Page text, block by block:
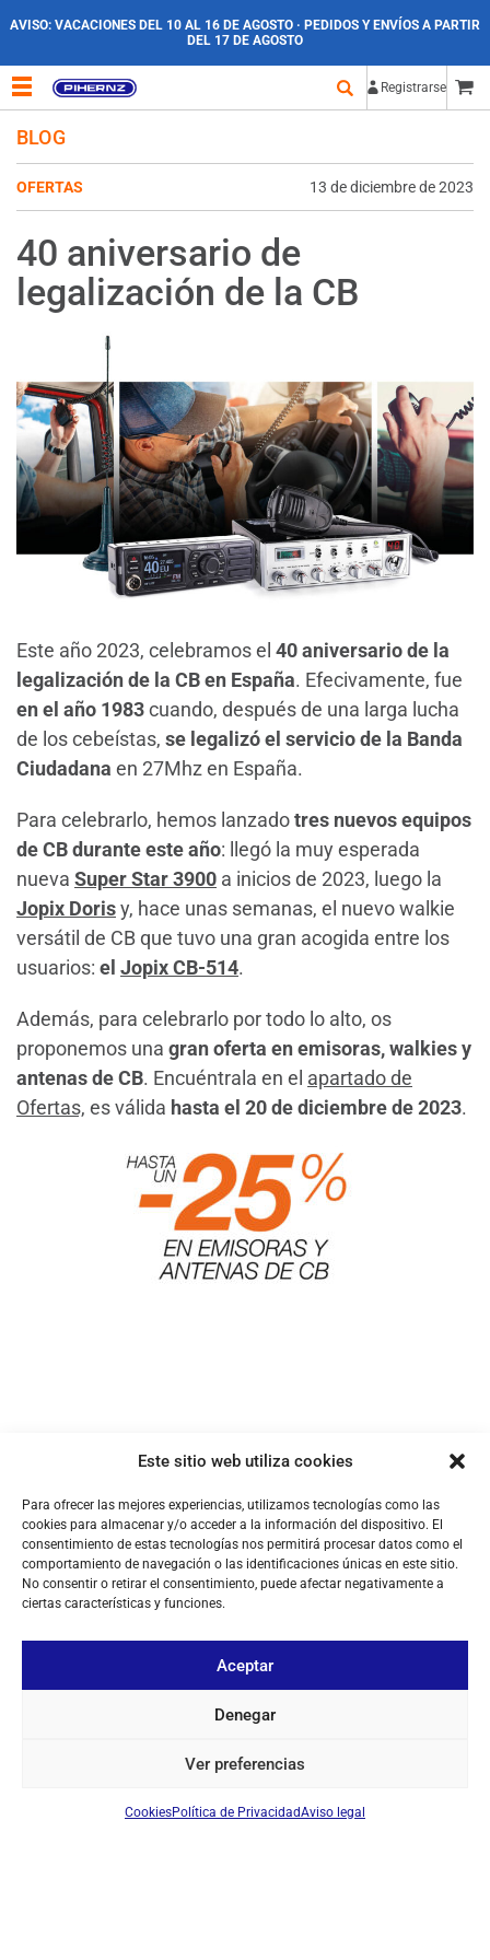
Este sitio web utiliza cookies
Para ofrecer las mejores experiencias, utilizamos tecnologías como las
cookies para almacenar y/o acceder a la información del dispositivo. El
consentimiento de estas tecnologías nos permitirá procesar datos como el
comportamiento de navegación o las identificaciones únicas en este sitio.
No consentir o retirar el consentimiento, puede afectar negativamente a
ciertas características y funciones.
Aceptar
Denegar
Ver preferencias
CookiesPolítica de PrivacidadAviso legal
AVISO: VACACIONES DEL 10 AL 16 DE AGOSTO · PEDIDOS Y ENVÍOS A PARTIR
DEL 17 DE AGOSTO
Registrarse
BLOG
OFERTAS 13 de diciembre de 2023
40 aniversario de
legalización de la CB
Este año 2023, celebramos el 40 aniversario de la
legalización de la CB en España. Efecivamente, fue
en el año 1983cuando, después de una larga lucha
de los cebeístas, se legalizó el servicio de la Banda
Ciudadana en 27Mhz en España.
Para celebrarlo, hemos lanzadotres nuevos equipos
de CB durante este año: llegó la muy esperada
nueva Super Star 3900 a inicios de 2023, luego la
Jopix Dorisy, hace unas semanas, el nuevo walkie
versátil de CB que tuvo una gran acogida entre los
usuarios: el Jopix CB-514.
Además, para celebrarlo por todo lo alto, os
proponemos una gran oferta en emisoras, walkies y
antenas de CB. Encuéntrala en el apartado de
Ofertas, es válida hasta el 20 de diciembre de 2023.